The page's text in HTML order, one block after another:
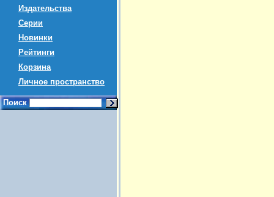
Издательства
Серии
Новинки
Рейтинги
Корзина
Личное пространство
Поиск